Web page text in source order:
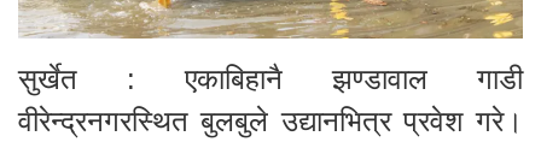
सुर्खेत : एकाबिहानै झण्डावाल गाडी
वीरेन्द्रनगरस्थित बुलबुले उद्यानभित्र प्रवेश गरे।